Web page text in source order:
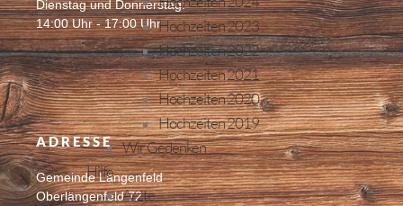
Hochzeiten 2023
Hochzeiten 2022
Hochzeiten 2021
Hochzeiten 2020
Hochzeiten 2019
Wir Gedenken
Hilfe
Ärzte
Dienstag und Donnerstag:
14:00 Uhr - 17:00 Uhr
ADRESSE
Gemeinde Längenfeld
Oberlängenfeld 72